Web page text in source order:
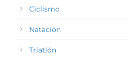
Ciclismo
Natación
Triatlón